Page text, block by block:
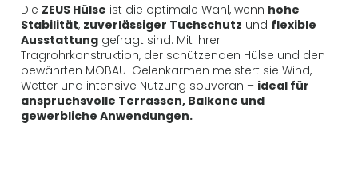
Die ZEUS Hülse ist die optimale Wahl, wenn hohe
Stabilität, zuverlässiger Tuchschutz und flexible
Ausstattung gefragt sind. Mit ihrer
Tragrohrkonstruktion, der schützenden Hülse und den
bewährten MOBAU-Gelenkarmen meistert sie Wind,
Wetter und intensive Nutzung souverän – ideal für
anspruchsvolle Terrassen, Balkone und
gewerbliche Anwendungen.